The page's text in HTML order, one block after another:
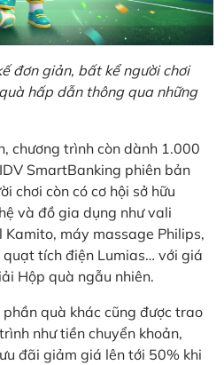
đơn giản, bất kể người chơi
hấp dẫn thông qua những
chương trình còn dành 1.000
SmartBanking phiên bản
chơi còn có cơ hội sở hữu
và đồ gia dụng như vali
máy massage Philips,
tích điện Lumias… với giá
Hộp quà ngẫu nhiên.
quà khác cũng được trao
như tiền chuyển khoản,
đãi giảm giá lên tới 50% khi